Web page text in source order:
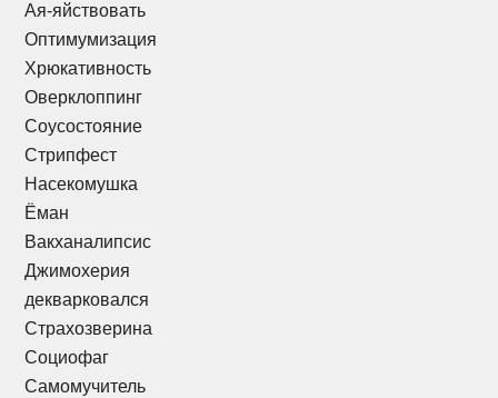
Ая-яйствовать
Оптимумизация
Хрюкативность
Оверклоппинг
Соусостояние
Стрипфест
Насекомушка
Ёман
Вакханалипсис
Джимохерия
декварковался
Страхозверина
Социофаг
Самомучитель